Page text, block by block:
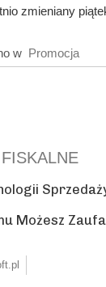
zmieniany
w Promocja
Możesz